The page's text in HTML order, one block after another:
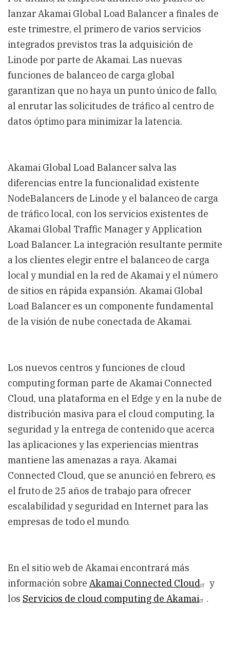
lanzar Akamai Global Load Balancer a finales de
este trimestre, el primero de varios servicios
integrados previstos tras la adquisición de
Linode por parte de Akamai. Las nuevas
funciones de balanceo de carga global
garantizan que no haya un punto único de fallo,
al enrutar las solicitudes de tráfico al centro de
datos óptimo para minimizar la latencia.
Akamai Global Load Balancer salva las
diferencias entre la funcionalidad existente
NodeBalancers de Linode y el balanceo de carga
de tráfico local, con los servicios existentes de
Akamai Global Traffic Manager y Application
Load Balancer. La integración resultante permite
a los clientes elegir entre el balanceo de carga
local y mundial en la red de Akamai y el número
de sitios en rápida expansión. Akamai Global
Load Balancer es un componente fundamental
de la visión de nube conectada de Akamai.
Los nuevos centros y funciones de cloud
computing forman parte de Akamai Connected
Cloud, una plataforma en el Edge y en la nube de
distribución masiva para el cloud computing, la
seguridad y la entrega de contenido que acerca
las aplicaciones y las experiencias mientras
mantiene las amenazas a raya. Akamai
Connected Cloud, que se anunció en febrero, es
el fruto de 25 años de trabajo para ofrecer
escalabilidad y seguridad en Internet para las
empresas de todo el mundo.
En el sitio web de Akamai encontrará más
información sobre Akamai Connected Cloud
y
los Servicios de cloud computing de Akamai .